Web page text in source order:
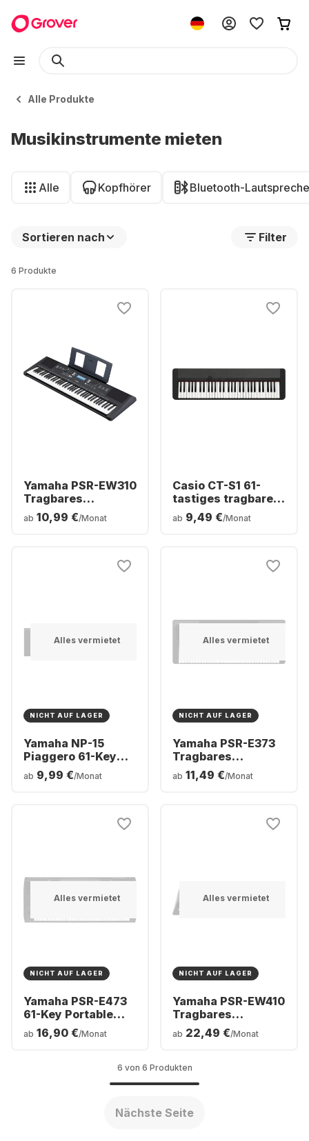
Alle Produkte
Musikinstrumente mieten
Alle Kopfhörer Bluetooth-
Sortieren nach Filter
6 Produkte
Yamaha PSR-EW310
Tragbares
Keyboard
ab 10,99 €/Monat
Casio CT-S1 61-
tastiges tragbares
Digitalpiano
ab 9,49 €/Monat
Alles vermietet
NICHT AUF LAGER
Yamaha NP-15
Piaggero 61-Key
Digital Piano
ab 9,99 €/Monat
Alles vermietet
NICHT AUF LAGER
Yamaha PSR-E373
Tragbares
Keyboard mit 61
Tasten
ab 11,49 €/Monat
Alles vermietet
NICHT AUF LAGER
Yamaha PSR-E473
61-Key Portable
Keyboard
ab 16,90 €/Monat
Alles vermietet
NICHT AUF LAGER
Yamaha PSR-EW410
Tragbares
Keyboard mit 76
Tasten
ab 22,49 €/Monat
6 von 6 Produkten
Nächste Seite